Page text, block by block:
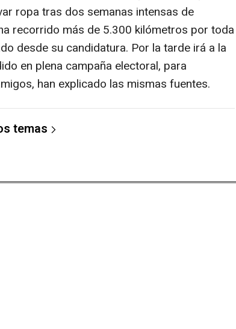
ropa tras dos semanas intensas de
recorrido más de 5.300 kilómetros por toda
desde su candidatura. Por la tarde irá a la
en plena campaña electoral, para
han explicado las mismas fuentes.
temas